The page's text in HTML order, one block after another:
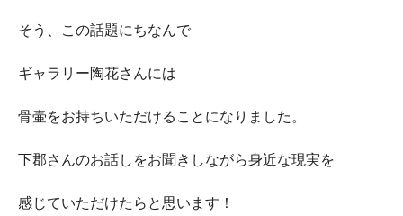
そう、この話題にちなんで
ギャラリー陶花さんには
骨壷をお持ちいただけることになりました。
下郡さんのお話しをお聞きしながら身近な現実を
感じていただけたらと思います！